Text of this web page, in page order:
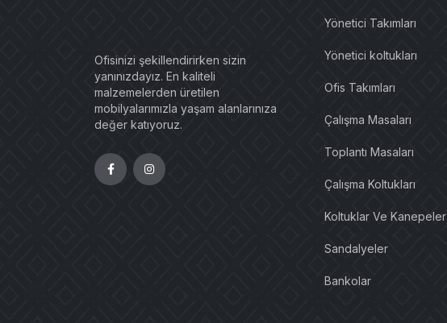
Ofisinizi şekillendirirken sizin
yanınızdayız. En kaliteli
malzemelerden üretilen
mobilyalarımızla yaşam alanlarınıza
değer katıyoruz.
Yönetici Takımları
Yönetici koltukları
Ofis Takımları
Çalışma Masaları
Toplantı Masaları
Çalışma Koltukları
Koltuklar Ve Kanepeler
Sandalyeler
Bankolar